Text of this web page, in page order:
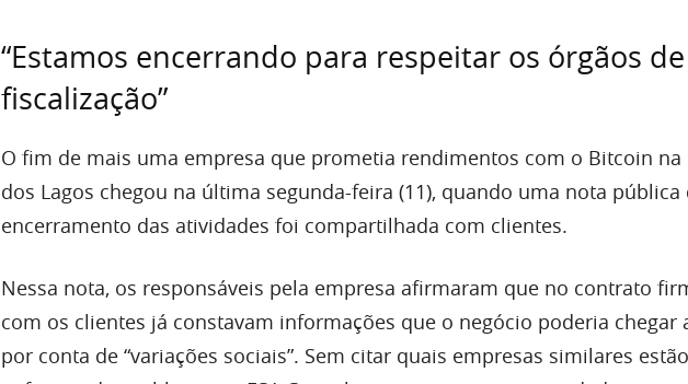
“Estamos encerrando para respeitar os órgãos de
fiscalização”
O fim de mais uma empresa que prometia rendimentos com o Bitcoin na
dos Lagos chegou na última segunda-feira (11), quando uma nota pública
encerramento das atividades foi compartilhada com clientes.
Nessa nota, os responsáveis pela empresa afirmaram que no contrato
com os clientes já constavam informações que o negócio poderia chegar
por conta de “variações sociais”. Sem citar quais empresas similares estão